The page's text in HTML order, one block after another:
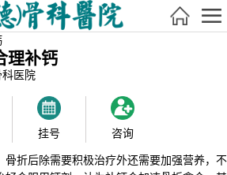
理补钙
医院
挂号 咨询
骨折后除需要积极治疗外还需要加强营养，不